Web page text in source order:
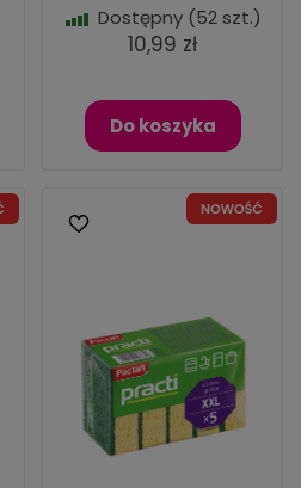
Dostępny (52 szt.)
10,99 zł
Do koszyka